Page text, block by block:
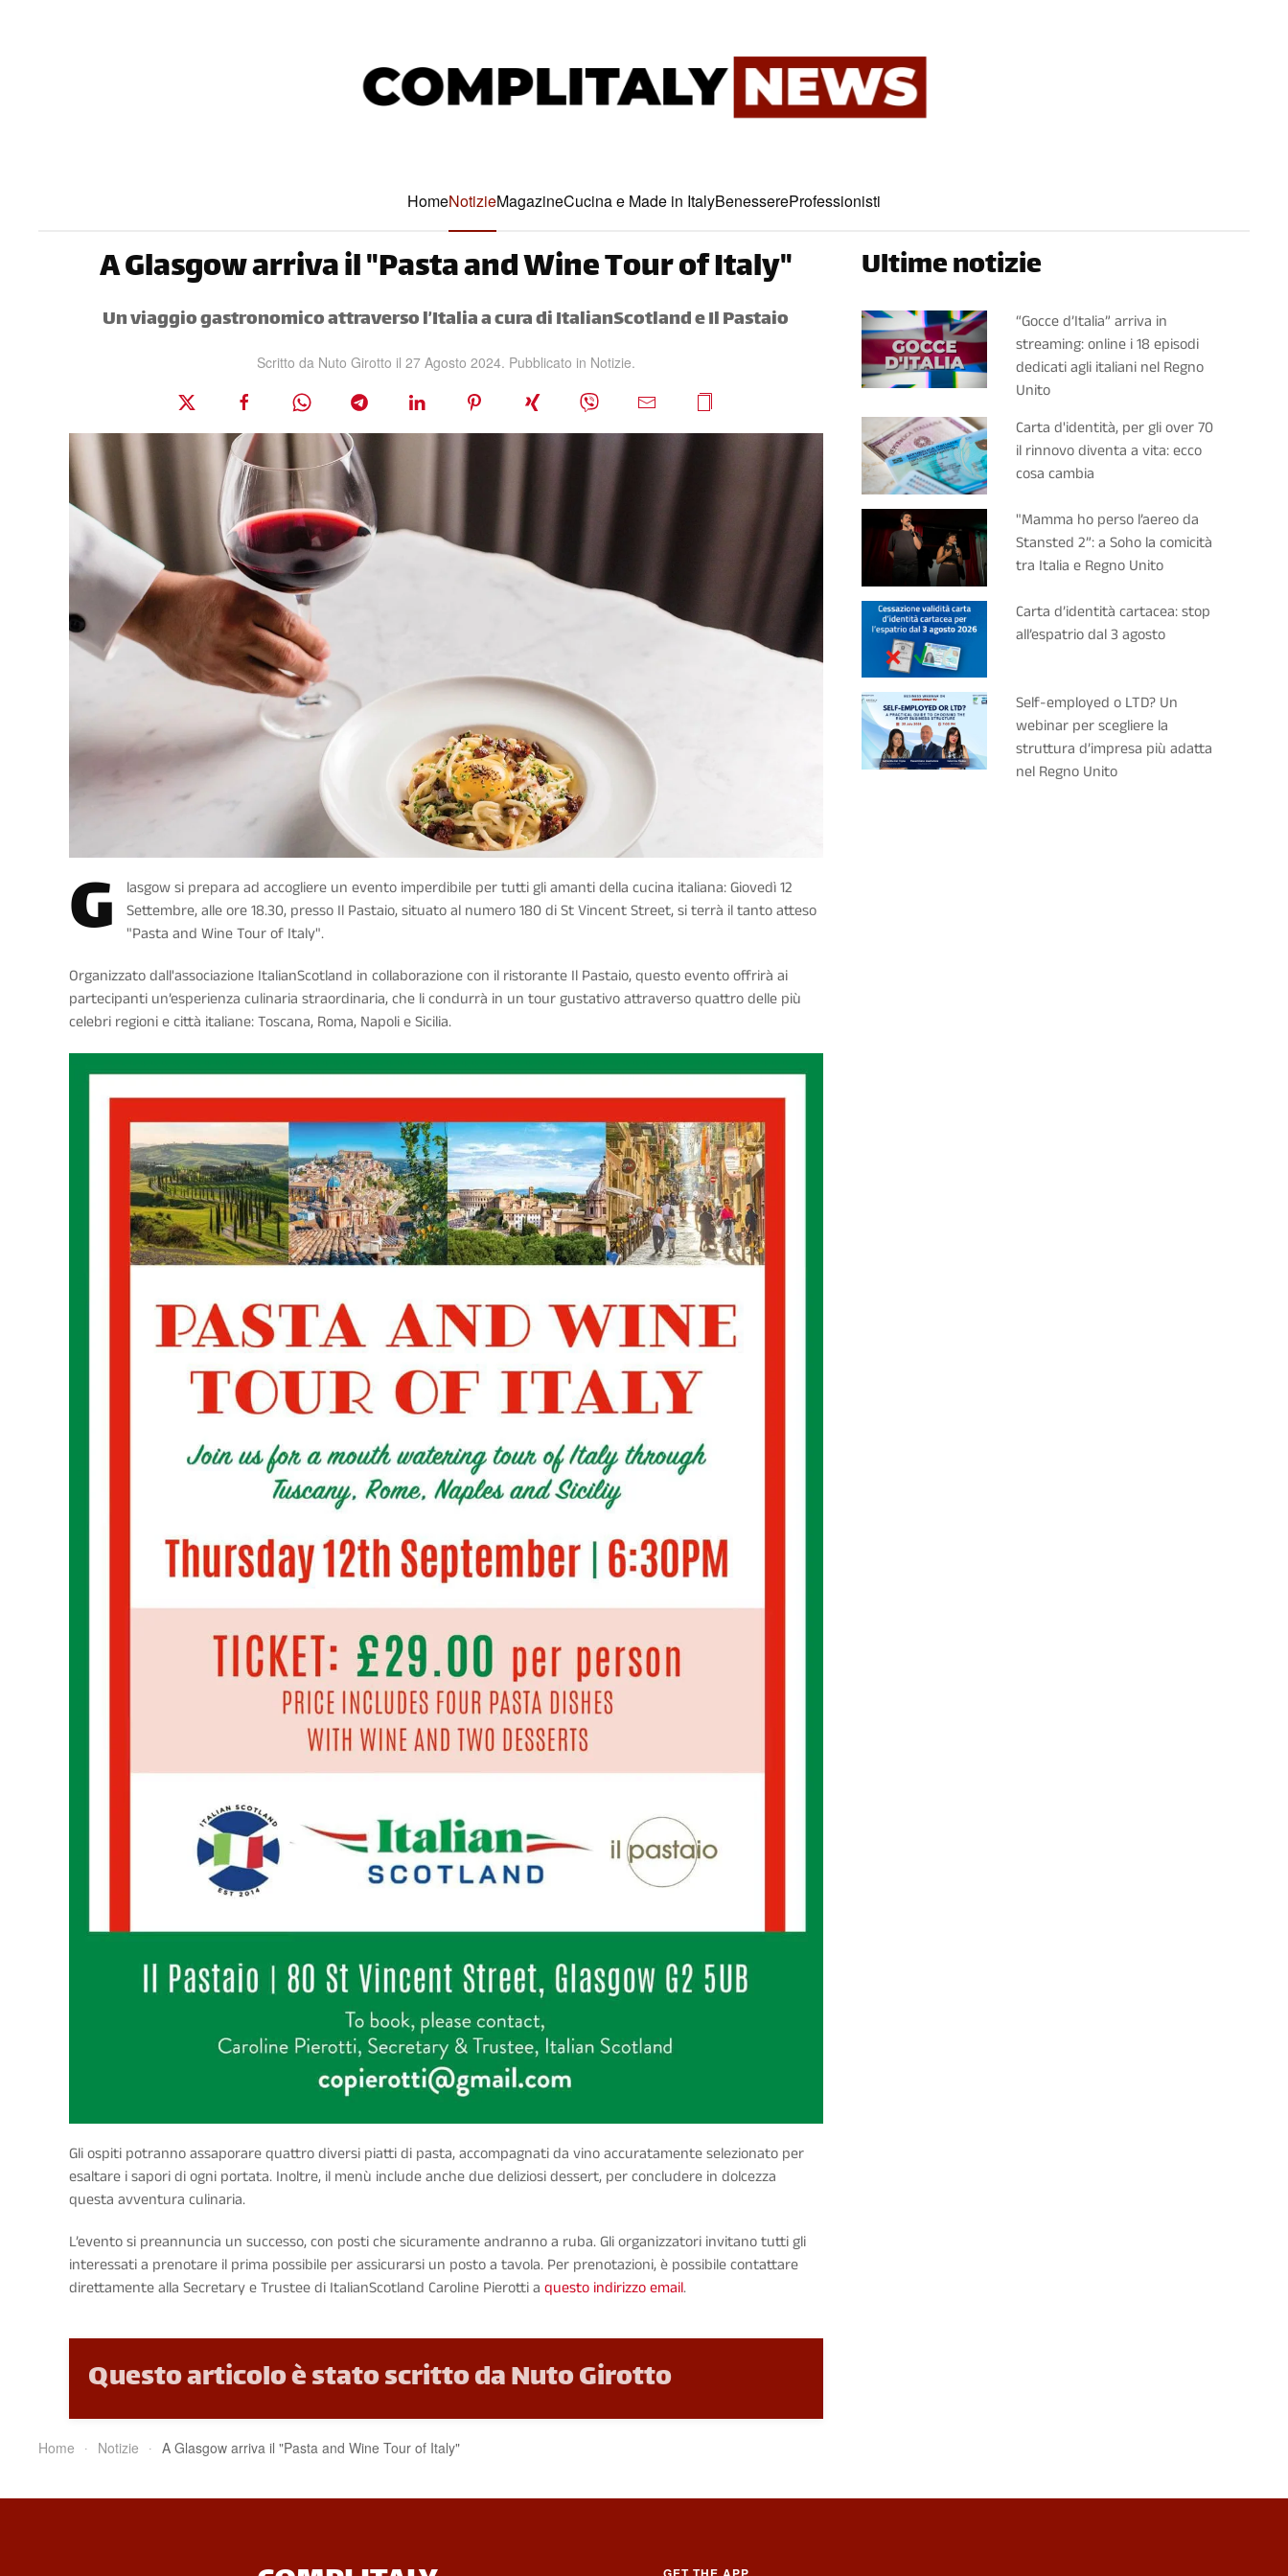
HomeNotizieMagazineCucina e Made in ItalyBenessereProfessionisti
A Glasgow arriva il "Pasta and Wine Tour of Italy"
Un viaggio gastronomico attraverso l’Italia a cura di ItalianScotland e Il Pastaio
Scritto da Nuto Girotto il 27 Agosto 2024. Pubblicato in Notizie.
G
lasgow si prepara ad accogliere un evento imperdibile per tutti gli amanti della cucina italiana: Giovedì 12
Settembre, alle ore 18.30, presso Il Pastaio, situato al numero 180 di St Vincent Street, si terrà il tanto atteso
"Pasta and Wine Tour of Italy".
Organizzato dall'associazione ItalianScotland in collaborazione con il ristorante Il Pastaio, questo evento offrirà ai
partecipanti un’esperienza culinaria straordinaria, che li condurrà in un tour gustativo attraverso quattro delle più
celebri regioni e città italiane: Toscana, Roma, Napoli e Sicilia.
Gli ospiti potranno assaporare quattro diversi piatti di pasta, accompagnati da vino accuratamente selezionato per
esaltare i sapori di ogni portata. Inoltre, il menù include anche due deliziosi dessert, per concludere in dolcezza
questa avventura culinaria.
L’evento si preannuncia un successo, con posti che sicuramente andranno a ruba. Gli organizzatori invitano tutti gli
interessati a prenotare il prima possibile per assicurarsi un posto a tavola. Per prenotazioni, è possibile contattare
direttamente alla Secretary e Trustee di ItalianScotland Caroline Pierotti a questo indirizzo email.
Questo articolo è stato scritto da Nuto Girotto
Ultime notizie
“Gocce d’Italia” arriva in
streaming: online i 18 episodi
dedicati agli italiani nel Regno
Unito
Carta d'identità, per gli over 70
il rinnovo diventa a vita: ecco
cosa cambia
"Mamma ho perso l’aereo da
Stansted 2”: a Soho la comicità
tra Italia e Regno Unito
Carta d’identità cartacea: stop
all’espatrio dal 3 agosto
Self-employed o LTD? Un
webinar per scegliere la
struttura d’impresa più adatta
nel Regno Unito
Home Notizie A Glasgow arriva il "Pasta and Wine Tour of Italy"